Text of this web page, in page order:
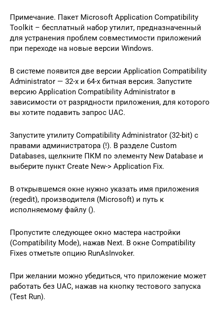
Примечание. Пакет Microsoft Application Compatibility
Toolkit – бесплатный набор утилит, предназначенный
для устранения проблем совместимости приложений
при переходе на новые версии Windows.
В системе появится две версии Application Compatibility
Administrator — 32-х и 64-х битная версия. Запустите
версию Application Compatibility Administrator в
зависимости от разрядности приложения, для которого
вы хотите подавить запрос UAC.
Запустите утилиту Compatibility Administrator (32-bit) с
правами администратора (!). В разделе Custom
Databases, щелкните ПКМ по элементу New Database и
выберите пункт Create New-> Application Fix.
В открывшемся окне нужно указать имя приложения
(regedit), производителя (Microsoft) и путь к
исполняемому файлу ().
Пропустите следующее окно мастера настройки
(Compatibility Mode), нажав Next. В окне Compatibility
Fixes отметьте опцию RunAsInvoker.
При желании можно убедиться, что приложение может
работать без UAC, нажав на кнопку тестового запуска
(Test Run).